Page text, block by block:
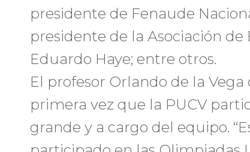
presidente de Fenaude
presidente de la Asociación
Eduardo Haye; entre otros.
El profesor Orlando de la Vega
primera vez que la PUCV
grande y a cargo del equipo.